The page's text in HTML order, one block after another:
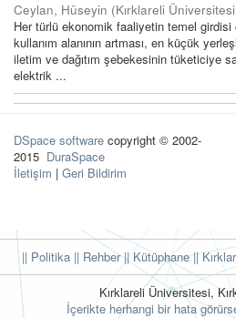
Ceylan, Hüseyin (Kırklareli Üniversitesi
Her türlü ekonomik faaliyetin temel
kullanım alanının artması, en küçük
iletim ve dağıtım şebekesinin tüketiciye
elektrik ...
DSpace software copyright © 2002-
2015 DuraSpace
İletişim | Geri Bildirim
|| Politika || Rehber|| Kütüphane||
Kırklareli Üniversitesi,
İçerikte herhangi bir hata